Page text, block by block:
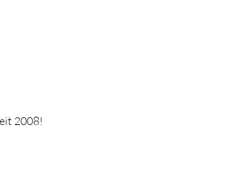
2008!